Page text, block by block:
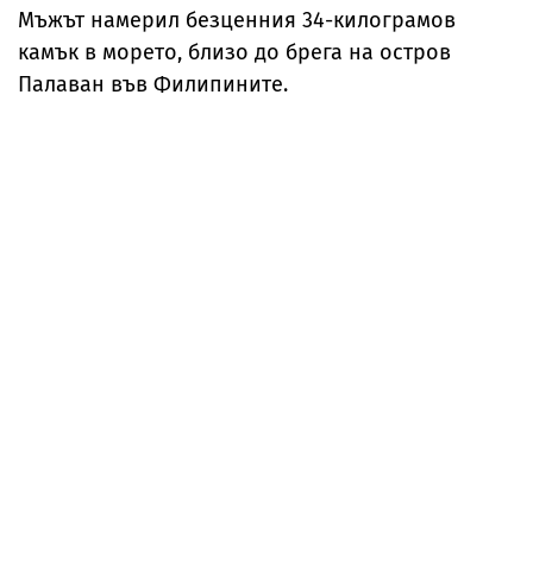
Мъжът намерил безценния 34-килограмов
камък в морето, близо до брега на остров
Палаван във Филипините.